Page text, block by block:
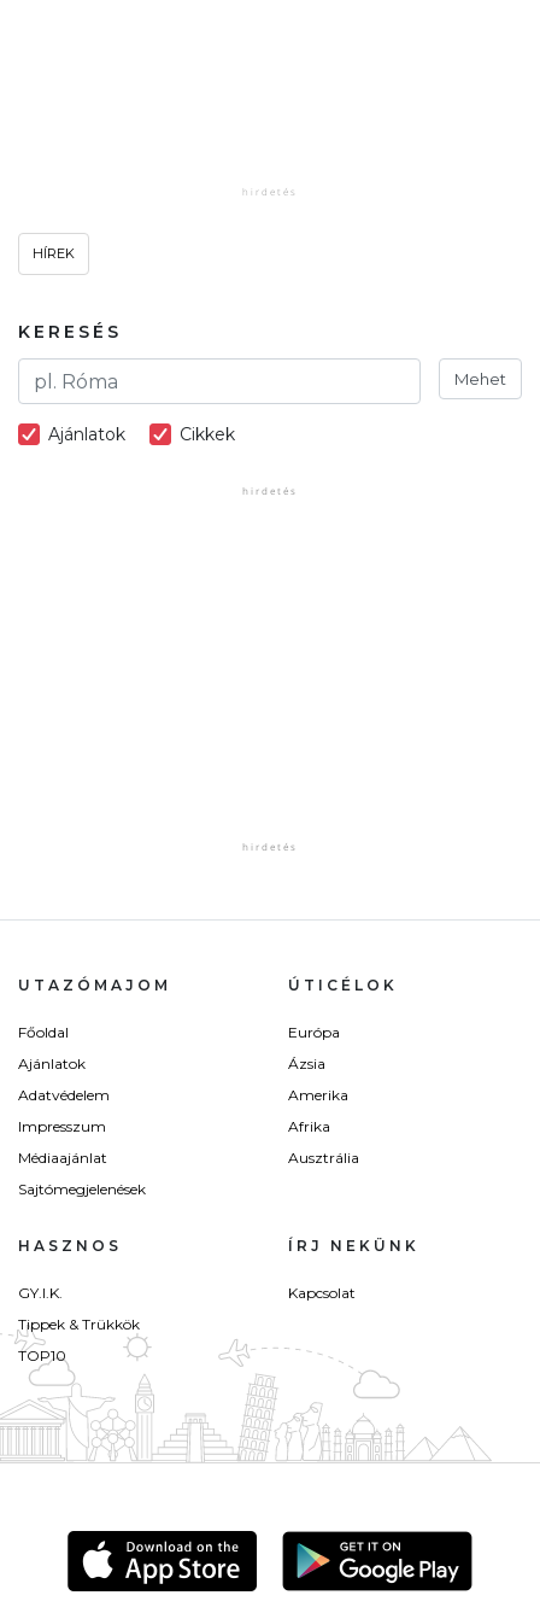
HÍREK
KERESÉS
Mehet
Ajánlatok Cikkek
UTAZÓMAJOM
Főoldal
Ajánlatok
Adatvédelem
Impresszum
Médiaajánlat
Sajtómegjelenések
ÚTICÉLOK
Európa
Ázsia
Amerika
Afrika
Ausztrália
HASZNOS
GY.I.K.
Tippek & Trükkök
TOP10
ÍRJ NEKÜNK
Kapcsolat